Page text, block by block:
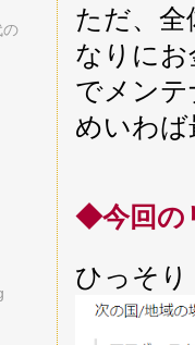
ただ、
なりに
でメン
めいわ
◆今回の
ひっそ
の